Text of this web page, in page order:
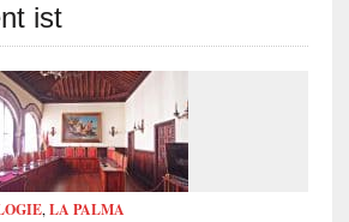
ist
,LA PALMA